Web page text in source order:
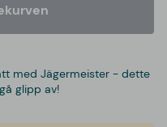
med Jägermeister - dette
glipp av!